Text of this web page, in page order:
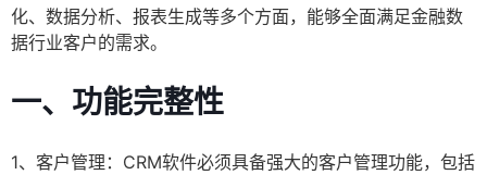
化、数据分析、报表生成等多个方面，能够全面满足金融数
据行业客户的需求。
一、功能完整性
1、客户管理：CRM软件必须具备强大的客户管理功能，包括